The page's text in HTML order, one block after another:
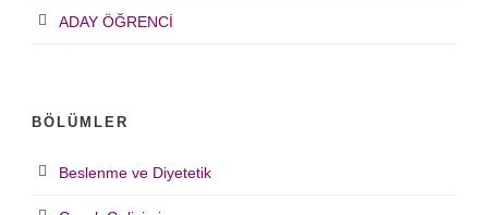
ADAY ÖĞRENCİ
BÖLÜMLER
Beslenme ve Diyetetik